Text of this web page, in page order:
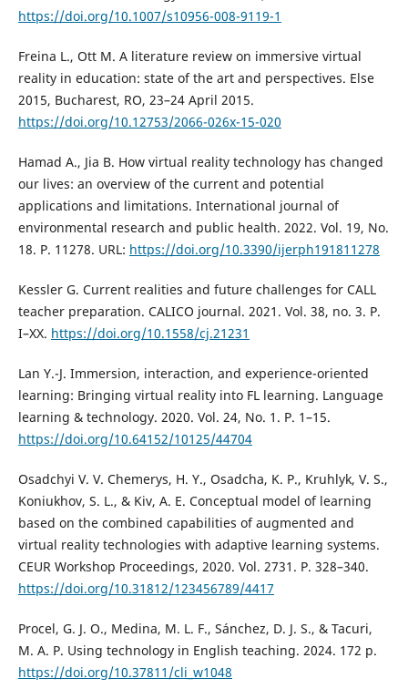
https://doi.org/10.1007/s10956-008-9119-1
Freina L., Ott M. A literature review on immersive virtual
reality in education: state of the art and perspectives. Else
2015, Bucharest, RO, 23–24 April 2015.
https://doi.org/10.12753/2066-026x-15-020
Hamad A., Jia B. How virtual reality technology has changed
our lives: an overview of the current and potential
applications and limitations. International journal of
environmental research and public health. 2022. Vol. 19, No.
18. P. 11278. URL: https://doi.org/10.3390/ijerph191811278
Kessler G. Current realities and future challenges for CALL
teacher preparation. CALICO journal. 2021. Vol. 38, no. 3. P.
I–XX. https://doi.org/10.1558/cj.21231
Lan Y.-J. Immersion, interaction, and experience-oriented
learning: Bringing virtual reality into FL learning. Language
learning & technology. 2020. Vol. 24, No. 1. P. 1–15.
https://doi.org/10.64152/10125/44704
Osadchyi V. V. Chemerys, H. Y., Osadcha, K. P., Kruhlyk, V. S.,
Koniukhov, S. L., & Kiv, A. E. Conceptual model of learning
based on the combined capabilities of augmented and
virtual reality technologies with adaptive learning systems.
CEUR Workshop Proceedings, 2020. Vol. 2731. P. 328–340.
https://doi.org/10.31812/123456789/4417
Procel, G. J. O., Medina, M. L. F., Sánchez, D. J. S., & Tacuri,
M. A. P. Using technology in English teaching. 2024. 172 p.
https://doi.org/10.37811/cli_w1048